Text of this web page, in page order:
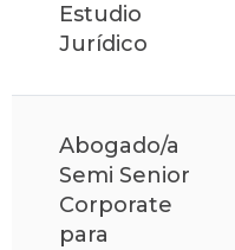
Estudio
Jurídico
Abogado/a
Semi Senior
Corporate
para